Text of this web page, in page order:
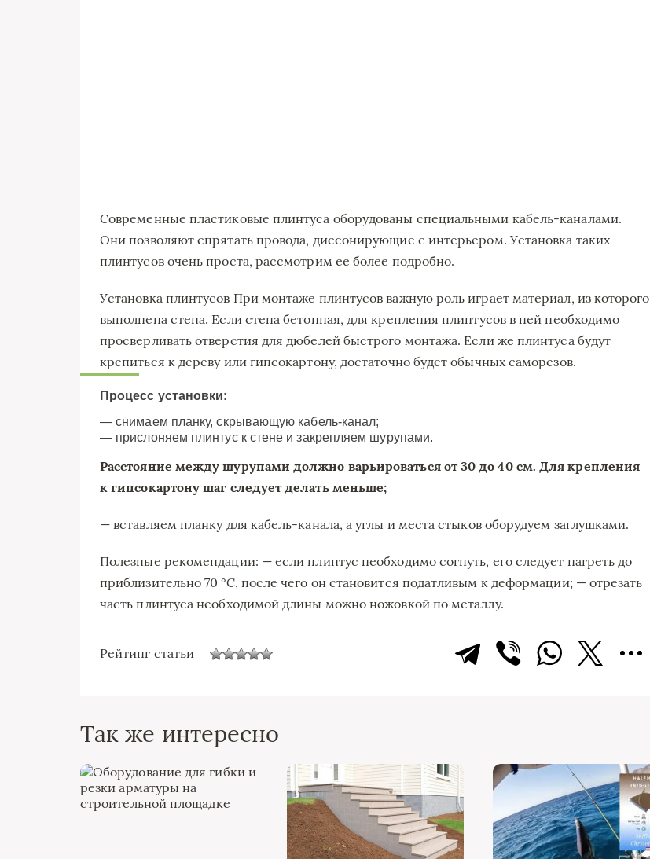
Современные пластиковые плинтуса оборудованы специальными кабель-каналами.
Они позволяют спрятать провода, диссонирующие с интерьером. Установка таких
плинтусов очень проста, рассмотрим ее более подробно.
Установка плинтусов При монтаже плинтусов важную роль играет материал, из которого
выполнена стена. Если стена бетонная, для крепления плинтусов в ней необходимо
просверливать отверстия для дюбелей быстрого монтажа. Если же плинтуса будут
крепиться к дереву или гипсокартону, достаточно будет обычных саморезов.
Процесс установки:
— снимаем планку, скрывающую кабель-канал;
— прислоняем плинтус к стене и закрепляем шурупами.
Расстояние между шурупами должно варьироваться от 30 до 40 см. Для крепления
к гипсокартону шаг следует делать меньше;
— вставляем планку для кабель-канала, а углы и места стыков оборудуем заглушками.
Полезные рекомендации: — если плинтус необходимо согнуть, его следует нагреть до
приблизительно 70 °C, после чего он становится податливым к деформации; — отрезать
часть плинтуса необходимой длины можно ножовкой по металлу.
Рейтинг статьи
Так же интересно